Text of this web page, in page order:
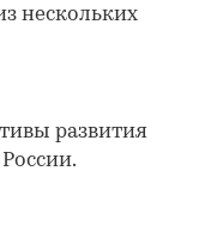
нескольких
развития